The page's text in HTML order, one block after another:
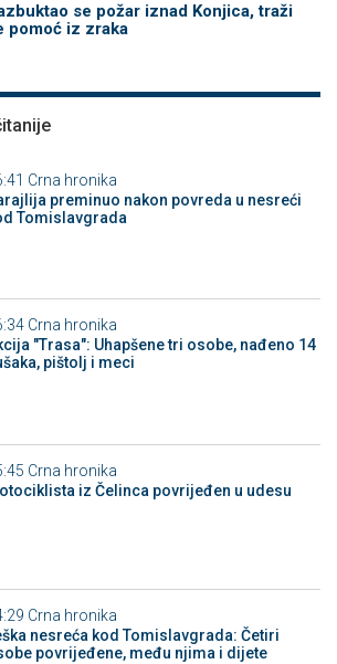
se požar iznad Konjica, traži
pomoć iz zraka
Crna hronika
preminuo nakon povreda u nesreći
Tomislavgrada
Crna hronika
"Trasa": Uhapšene tri osobe, nađeno 14
pištolj i meci
Crna hronika
iz Čelinca povrijeđen u udesu
Crna hronika
nesreća kod Tomislavgrada: Četiri
povrijeđene, među njima i dijete